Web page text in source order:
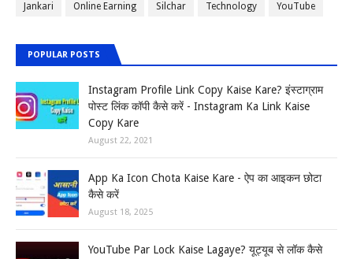
Jankari Online Earning Silchar Technology YouTube
POPULAR POSTS
Instagram Profile Link Copy Kaise Kare? इंस्टाग्राम
पोस्ट लिंक कॉपी कैसे करें - Instagram Ka Link Kaise
Copy Kare
August 22, 2021
App Ka Icon Chota Kaise Kare - ऐप का आइकन छोटा
कैसे करें
August 18, 2025
YouTube Par Lock Kaise Lagaye? यूट्यूब से लॉक कैसे